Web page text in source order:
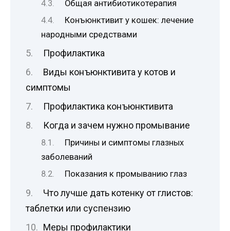
Общая антибиотикотерапия
Конъюнктивит у кошек: лечение
народными средствами
Профилактика
Виды конъюнктивита у котов и
симптомы
Профилактика конъюнктивита
Когда и зачем нужно промывание
Причины и симптомы глазных
заболеваний
Показания к промыванию глаз
Что лучше дать котенку от глистов:
таблетки или суспензию
Меры профилактики